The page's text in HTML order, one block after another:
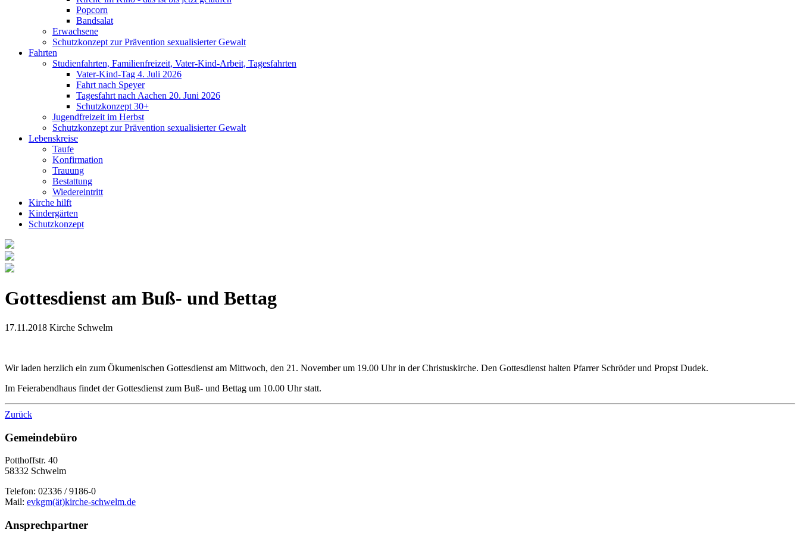
Popcorn
Bandsalat
Erwachsene
Schutzkonzept zur Prävention sexualisierter Gewalt
Fahrten
Studienfahrten, Familienfreizeit, Vater-Kind-Arbeit, Tagesfahrten
Vater-Kind-Tag 4. Juli 2026
Fahrt nach Speyer
Tagesfahrt nach Aachen 20. Juni 2026
Schutzkonzept 30+
Jugendfreizeit im Herbst
Schutzkonzept zur Prävention sexualisierter Gewalt
Lebenskreise
Taufe
Konfirmation
Trauung
Bestattung
Wiedereintritt
Kirche hilft
Kindergärten
Schutzkonzept
Gottesdienst am Buß- und Bettag
17.11.2018 Kirche Schwelm
Wir laden herzlich ein zum Ökumenischen Gottesdienst am Mittwoch, den 21. November um 19.00 Uhr in der Christuskirche. Den Gottesdienst halten Pfarrer Schröder und Propst Dudek.
Im Feierabendhaus findet der Gottesdienst zum Buß- und Bettag um 10.00 Uhr statt.
Zurück
Gemeindebüro
Potthoffstr. 40
58332 Schwelm
Telefon: 02336 / 9186-0
Mail: evkgm(ät)kirche-schwelm.de
Ansprechpartner